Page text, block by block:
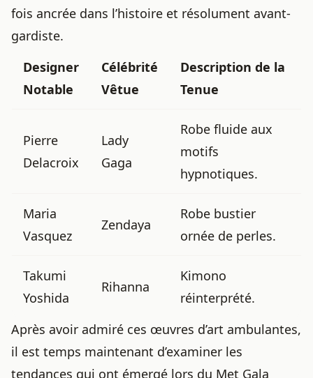
fois ancrée dans l’histoire et résolument avant-
gardiste.
Designer
Notable
Célébrité
Vêtue
Description de la
Tenue
Pierre
Delacroix
Lady
Gaga
Robe fluide aux
motifs
hypnotiques.
Maria
Vasquez
Zendaya
Robe bustier
ornée de perles.
Takumi
Yoshida
Rihanna
Kimono
réinterprété.
Après avoir admiré ces œuvres d’art ambulantes,
il est temps maintenant d’examiner les
tendances qui ont émergé lors du Met Gala